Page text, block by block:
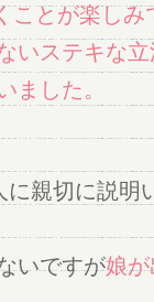
ことが楽し
いステキな
ました。
親切に説明
いですが娘